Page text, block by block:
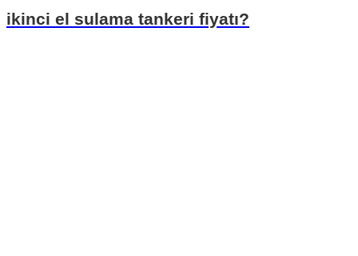
ikinci el sulama tankeri fiyatı?